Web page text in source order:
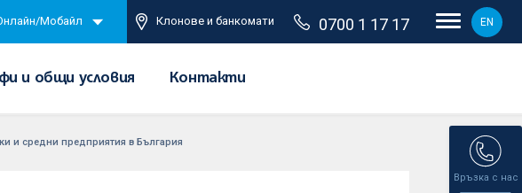
Мобайл Клонове и банкомати 0700 1 17 17 EN
и общи условия Контакти
Връзка с нас
и средни предприятия в България